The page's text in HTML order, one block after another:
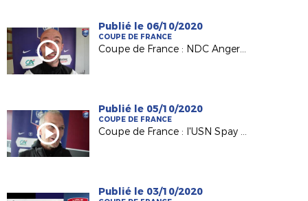
Publié le 06/10/2020
COUPE DE FRANCE
Coupe de France : NDC Angers de Pierre Naudet arrache son ticket pour le 5e tour
Publié le 05/10/2020
COUPE DE FRANCE
Coupe de France : l'USN Spay de Mathieu Dupont au 5e tour !
Publié le 03/10/2020